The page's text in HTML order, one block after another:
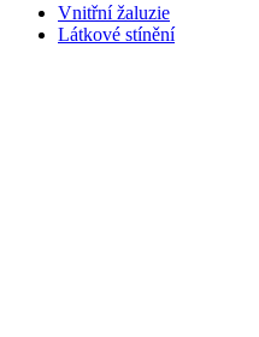
Vnitřní žaluzie
Látkové stínění